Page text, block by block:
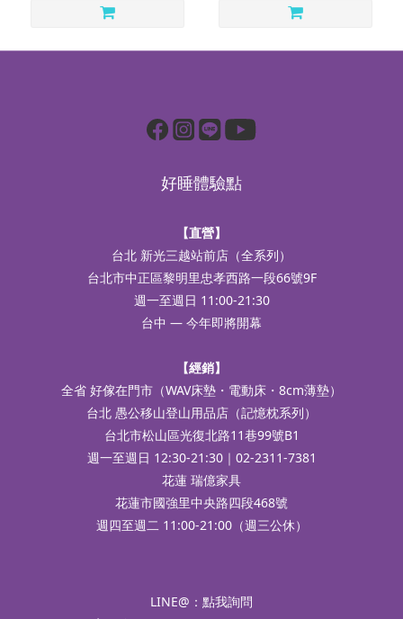
好睡體驗點
【直營】
台北 新光三越站前店（全系列）
台北市中正區黎明里忠孝西路一段66號9F
週一至週日 11:00-21:30
台中 — 今年即將開幕
【經銷】
全省 好傢在門市（WAV床墊・電動床・8cm薄墊）
台北 愚公移山登山用品店（記憶枕系列）
台北市松山區光復北路11巷99號B1
週一至週日 12:30-21:30｜02-2311-7381
花蓮 瑞億家具
花蓮市國強里中央路四段468號
週四至週二 11:00-21:00（週三公休）
LINE@： 點我詢問